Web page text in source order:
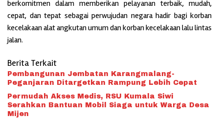
berkomitmen dalam memberikan pelayanan terbaik, mudah,
cepat, dan tepat sebagai perwujudan negara hadir bagi korban
kecelakaan alat angkutan umum dan korban kecelakaan lalu lintas
jalan.
Berita Terkait
Pembangunan Jembatan Karangmalang-
Peganjaran Ditargetkan Rampung Lebih Cepat
Permudah Akses Medis, RSU Kumala Siwi
Serahkan Bantuan Mobil Siaga untuk Warga Desa
Mijen